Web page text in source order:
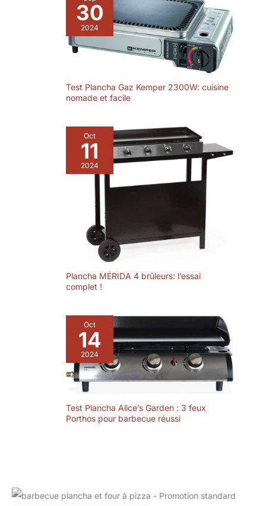
Housse Incluse: Assure une protection et prolonger
30
2024
Test Plancha Gaz Kemper 2300W: cuisine
nomade et facile
Oct
11
2024
Plancha MÉRIDA 4 brûleurs: l’essai
complet !
Oct
14
2024
Test Plancha Alice’s Garden : 3 feux
Porthos pour barbecue réussi